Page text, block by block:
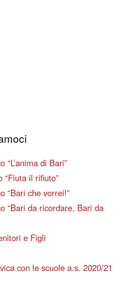
di Bari”
“Fiuta il rifiuto”
“Bari che vorrei!”
“Bari da ricordare, Bari da
e Figli
con le scuole a.s. 2020/21